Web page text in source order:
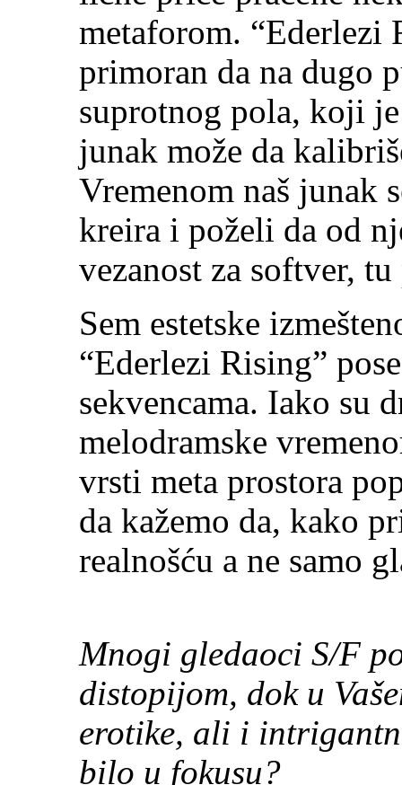
metaforom. “Ederlezi
primoran da na dugo
suprotnog pola, koji
junak može da
Vremenom naš junak
kreira i poželi da od
vezanost za softver,
Sem estetske
“Ederlezi Rising”
sekvencama. Iako su
melodramske
vrsti meta prostora
da kažemo da, kako
realnošću a ne samo
Mnogi gledaoci S/F
distopijom, dok u
erotike, ali i
bilo u fokusu?